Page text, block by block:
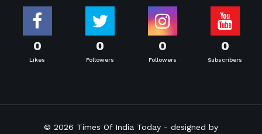
0
Likes
0
Followers
0
Followers
0
Subscribers
© 2026 Times Of India Today - designed by